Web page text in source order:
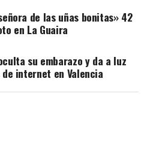
de las uñas bonitas» 42
en La Guaira
su embarazo y da a luz
internet en Valencia